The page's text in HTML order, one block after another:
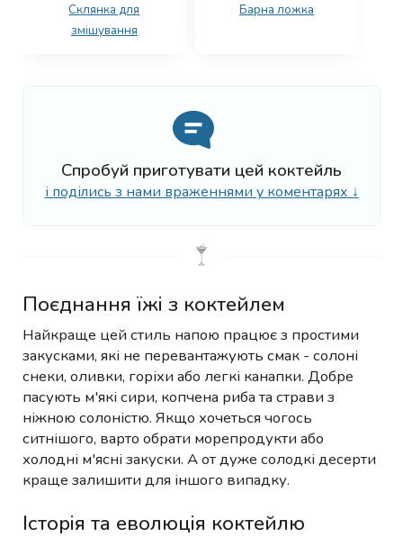
Склянка для
змішування
Барна ложка
Спробуй приготувати цей коктейль
і поділись з нами враженнями у коментарях ↓
Поєднання їжі з коктейлем
Найкраще цей стиль напою працює з простими
закусками, які не перевантажують смак - солоні
снеки, оливки, горіхи або легкі канапки. Добре
пасують м'які сири, копчена риба та страви з
ніжною солоністю. Якщо хочеться чогось
ситнішого, варто обрати морепродукти або
холодні м'ясні закуски. А от дуже солодкі десерти
краще залишити для іншого випадку.
Історія та еволюція коктейлю